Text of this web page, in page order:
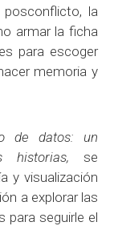
la
armar la ficha
para escoger
memoria y
de datos: un
historias, se
y visualización
a explorar las
para seguirle el